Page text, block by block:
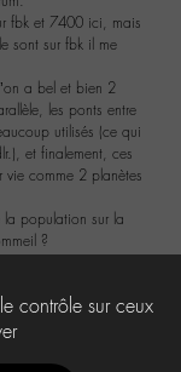
fbk et 7400 ici, mais
sont sur fbk il me
a bel et bien 2
les ponts entre
utilisés (ce qui
et finalement, ces
vie comme 2 planètes
population sur la
?
contrôle sur ceux